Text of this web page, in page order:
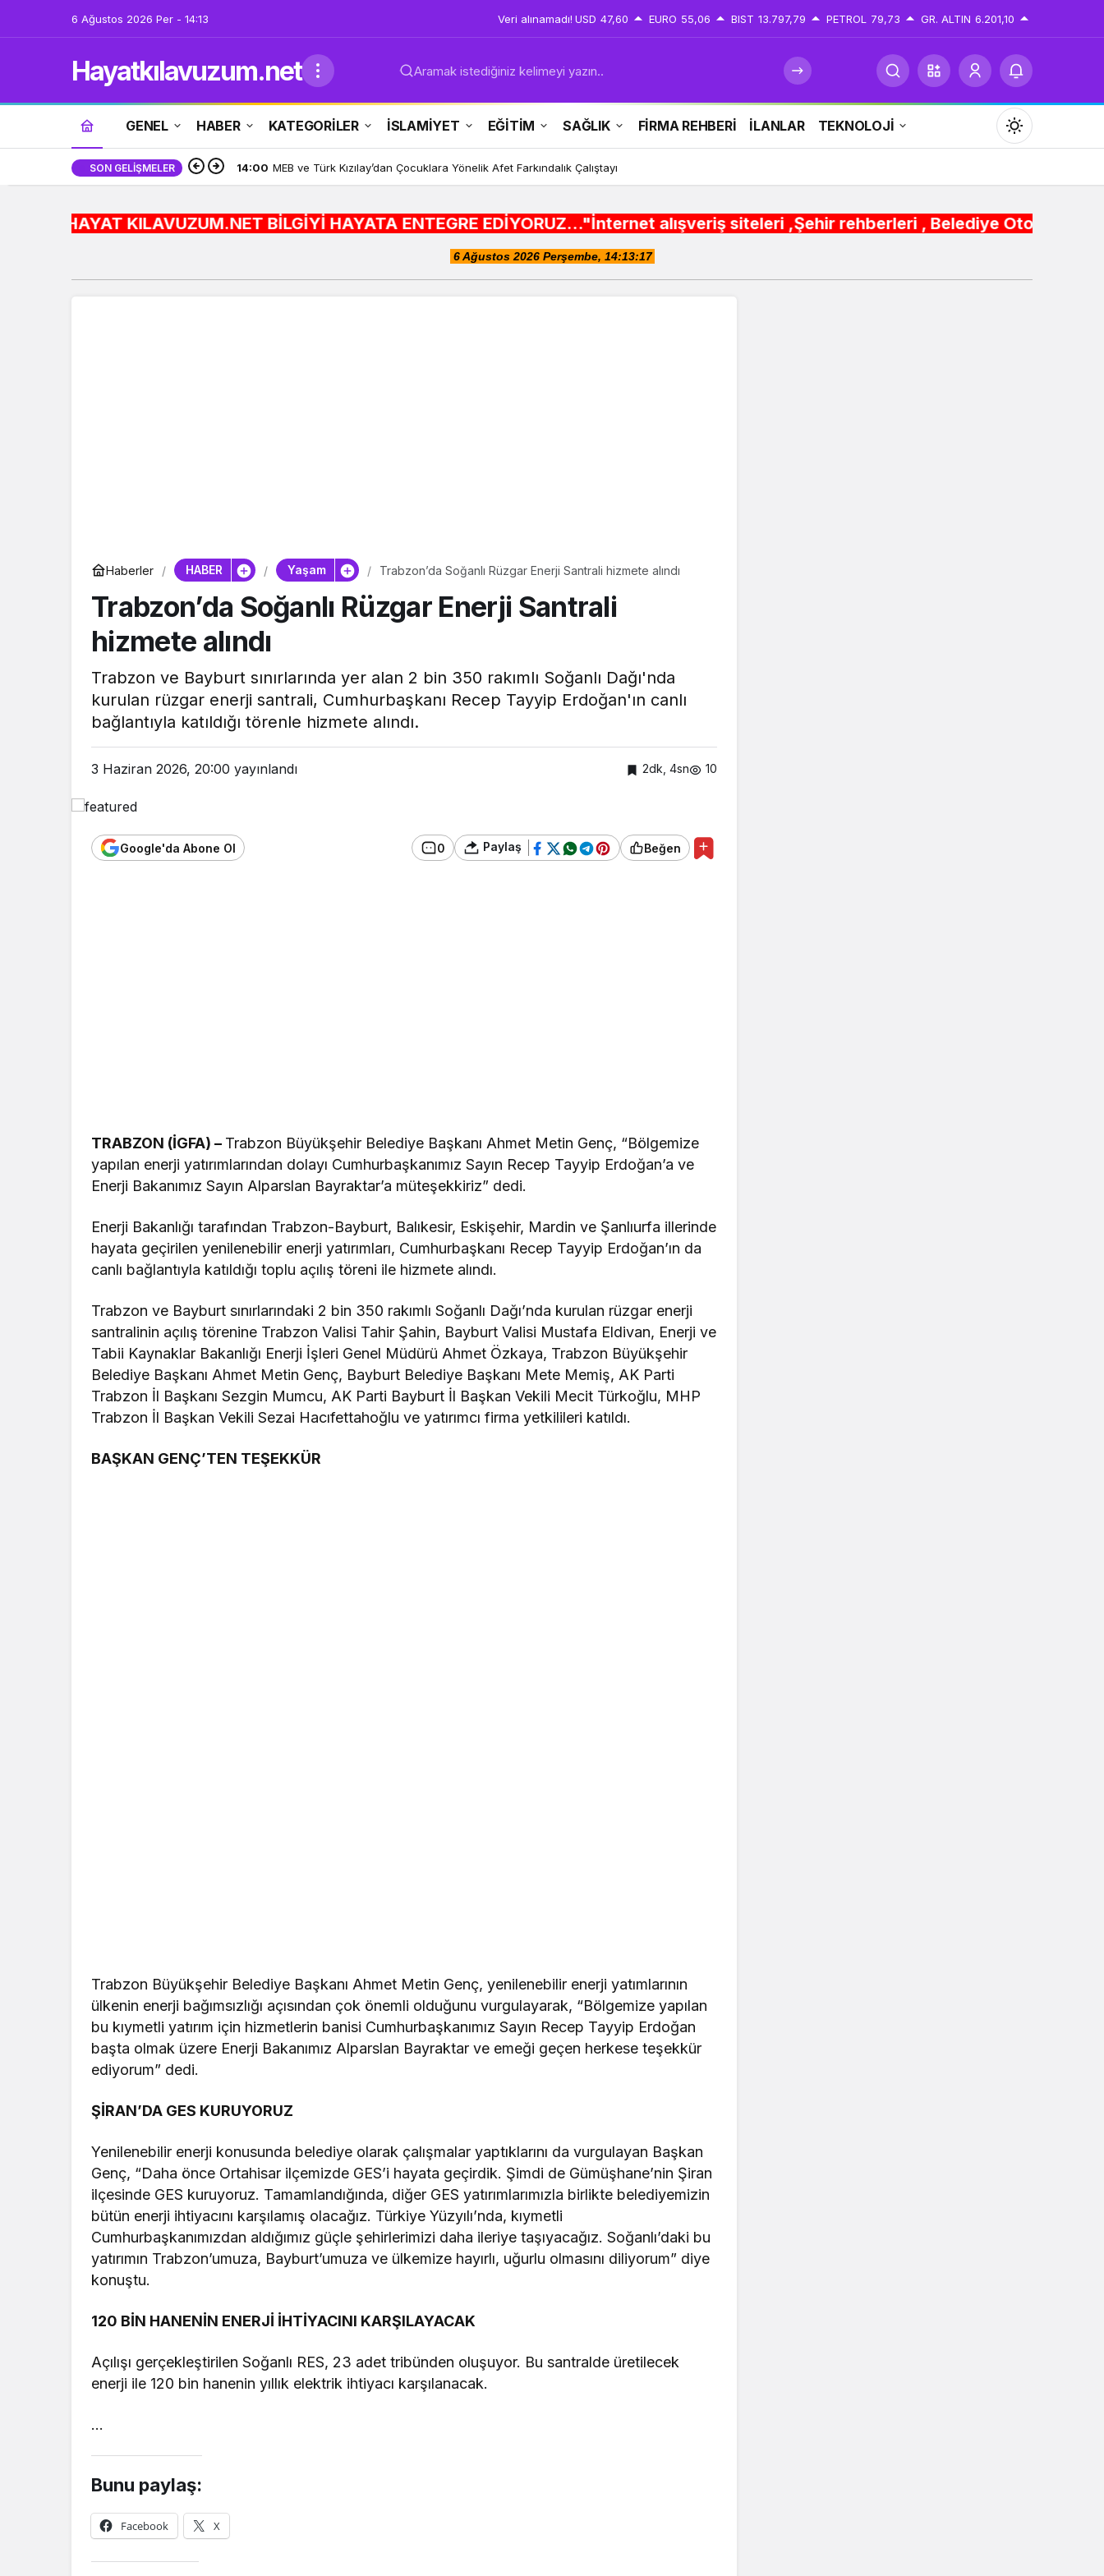
6 Ağustos 2026 Per - 14:13 Veri alınamadı! USD 47,60 EURO 55,06 BIST 13.797,79 PETROL 79,73 GR. ALTIN 6.201,10
Hayatkılavuzum.net Aramak istediğiniz kelimeyi yazın..
GENEL HABER KATEGORİLER İSLAMİYET EĞİTİM SAĞLIK FİRMA REHBERİ İLANLAR TEKNOLOJİ
Mod
değiştir
SON GELIŞMELER 14:00 MEB ve Türk Kızılay’dan Çocuklara Yönelik Afet Farkındalık Çalıştayı
HAYAT KILAVUZUM.NET BİLGİYİ HAYATA ENTEGRE EDİYORUZ..."İnternet alışveriş siteleri ,Şehir rehberleri , Belediye
Haberler HABER Yaşam Trabzon’da Soğanlı Rüzgar Enerji Santrali hizmete alındı
Trabzon’da Soğanlı Rüzgar Enerji Santrali
hizmete alındı
Trabzon ve Bayburt sınırlarında yer alan 2 bin 350 rakımlı Soğanlı Dağı'nda
kurulan rüzgar enerji santrali, Cumhurbaşkanı Recep Tayyip Erdoğan'ın canlı
bağlantıyla katıldığı törenle hizmete alındı.
3 Haziran 2026, 20:00 yayınlandı 2dk, 4sn 10
Google'da Abone Ol 0 Paylaş Beğen
TRABZON (İGFA) – Trabzon Büyükşehir Belediye Başkanı Ahmet Metin Genç, “Bölgemize
yapılan enerji yatırımlarından dolayı Cumhurbaşkanımız Sayın Recep Tayyip Erdoğan’a ve
Enerji Bakanımız Sayın Alparslan Bayraktar’a müteşekkiriz” dedi.
Enerji Bakanlığı tarafından Trabzon-Bayburt, Balıkesir, Eskişehir, Mardin ve Şanlıurfa illerinde
hayata geçirilen yenilenebilir enerji yatırımları, Cumhurbaşkanı Recep Tayyip Erdoğan’ın da
canlı bağlantıyla katıldığı toplu açılış töreni ile hizmete alındı.
Trabzon ve Bayburt sınırlarındaki 2 bin 350 rakımlı Soğanlı Dağı’nda kurulan rüzgar enerji
santralinin açılış törenine Trabzon Valisi Tahir Şahin, Bayburt Valisi Mustafa Eldivan, Enerji ve
Tabii Kaynaklar Bakanlığı Enerji İşleri Genel Müdürü Ahmet Özkaya, Trabzon Büyükşehir
Belediye Başkanı Ahmet Metin Genç, Bayburt Belediye Başkanı Mete Memiş, AK Parti
Trabzon İl Başkanı Sezgin Mumcu, AK Parti Bayburt İl Başkan Vekili Mecit Türkoğlu, MHP
Trabzon İl Başkan Vekili Sezai Hacıfettahoğlu ve yatırımcı firma yetkilileri katıldı.
BAŞKAN GENÇ’TEN TEŞEKKÜR
Trabzon Büyükşehir Belediye Başkanı Ahmet Metin Genç, yenilenebilir enerji yatımlarının
ülkenin enerji bağımsızlığı açısından çok önemli olduğunu vurgulayarak, “Bölgemize yapılan
bu kıymetli yatırım için hizmetlerin banisi Cumhurbaşkanımız Sayın Recep Tayyip Erdoğan
başta olmak üzere Enerji Bakanımız Alparslan Bayraktar ve emeği geçen herkese teşekkür
ediyorum” dedi.
ŞİRAN’DA GES KURUYORUZ
Yenilenebilir enerji konusunda belediye olarak çalışmalar yaptıklarını da vurgulayan Başkan
Genç, “Daha önce Ortahisar ilçemizde GES’i hayata geçirdik. Şimdi de Gümüşhane’nin Şiran
ilçesinde GES kuruyoruz. Tamamlandığında, diğer GES yatırımlarımızla birlikte belediyemizin
bütün enerji ihtiyacını karşılamış olacağız. Türkiye Yüzyılı’nda, kıymetli
Cumhurbaşkanımızdan aldığımız güçle şehirlerimizi daha ileriye taşıyacağız. Soğanlı’daki bu
yatırımın Trabzon’umuza, Bayburt’umuza ve ülkemize hayırlı, uğurlu olmasını diliyorum” diye
konuştu.
120 BİN HANENİN ENERJİ İHTİYACINI KARŞILAYACAK
Açılışı gerçekleştirilen Soğanlı RES, 23 adet tribünden oluşuyor. Bu santralde üretilecek
enerji ile 120 bin hanenin yıllık elektrik ihtiyacı karşılanacak.
…
Bunu paylaş:
Facebook X